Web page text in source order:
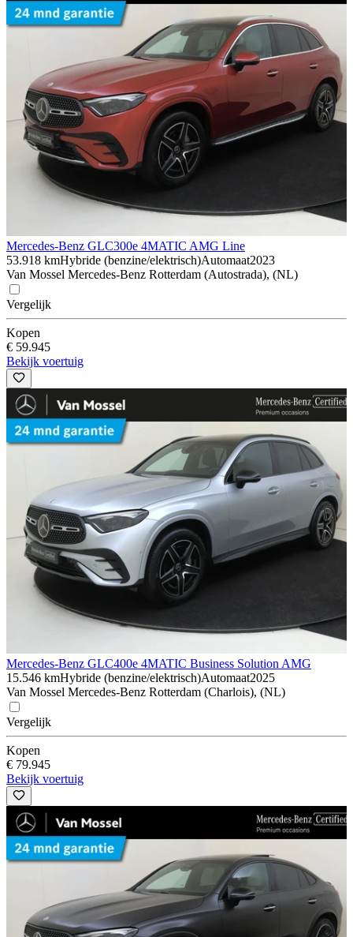
Mercedes-Benz GLC300e 4MATIC AMG Line
53.918 kmHybride (benzine/elektrisch)Automaat2023
Van Mossel Mercedes-Benz Rotterdam (Autostrada), (NL)
Vergelijk
Kopen
€ 59.945
Bekijk voertuig
Mercedes-Benz GLC400e 4MATIC Business Solution AMG
15.546 kmHybride (benzine/elektrisch)Automaat2025
Van Mossel Mercedes-Benz Rotterdam (Charlois), (NL)
Vergelijk
Kopen
€ 79.945
Bekijk voertuig